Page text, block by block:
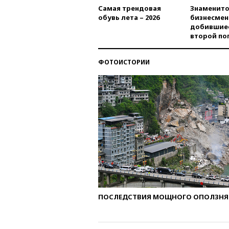
Самая трендовая
обувь лета – 2026
второй
ФОТОИСТОРИИ
ПОСЛЕДСТВИЯ МОЩНОГО ОПОЛЗНЯ